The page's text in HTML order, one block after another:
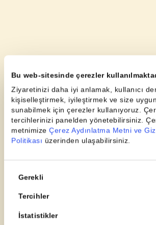
Bu web-sitesinde çerezler
Ziyaretinizi daha iyi anlamak, kullanıcı
kişiselleştirmek, iyileştirmek ve size
sunabilmek için çerezler kullanıyoruz.
tercihlerinizi panelden yönetebilirsiniz.
metnimize Çerez Aydınlatma Metni ve
Politikası üzerinden ulaşabilirsiniz.
Seçimi
Gerekli
Tercihler
İstatistikler